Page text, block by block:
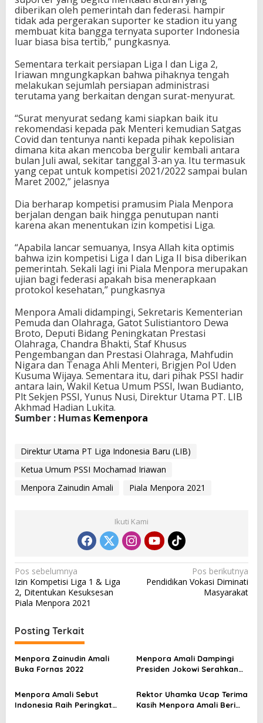
diberikan oleh pemerintah dan federasi. hampir
tidak ada pergerakan suporter ke stadion itu yang
membuat kita bangga ternyata suporter Indonesia
luar biasa bisa tertib,” pungkasnya.
Sementara terkait persiapan Liga I dan Liga 2,
Iriawan mngungkapkan bahwa pihaknya tengah
melakukan sejumlah persiapan administrasi
terutama yang berkaitan dengan surat-menyurat.
“Surat menyurat sedang kami siapkan baik itu
rekomendasi kepada pak Menteri kemudian Satgas
Covid dan tentunya nanti kepada pihak kepolisian
dimana kita akan mencoba bergulir kembali antara
bulan Juli awal, sekitar tanggal 3-an ya. Itu termasuk
yang cepat untuk kompetisi 2021/2022 sampai bulan
Maret 2002,” jelasnya
Dia berharap kompetisi pramusim Piala Menpora
berjalan dengan baik hingga penutupan nanti
karena akan menentukan izin kompetisi Liga.
“Apabila lancar semuanya, Insya Allah kita optimis
bahwa izin kompetisi Liga I dan Liga II bisa diberikan
pemerintah. Sekali lagi ini Piala Menpora merupakan
ujian bagi federasi apakah bisa menerapkaan
protokol kesehatan,” pungkasnya
Menpora Amali didampingi, Sekretaris Kementerian
Pemuda dan Olahraga, Gatot Sulistiantoro Dewa
Broto, Deputi Bidang Peningkatan Prestasi
Olahraga, Chandra Bhakti, Staf Khusus
Pengembangan dan Prestasi Olahraga, Mahfudin
Nigara dan Tenaga Ahli Menteri, Brigjen Pol Uden
Kusuma Wijaya. Sementara itu, dari pihak PSSI hadir
antara lain, Wakil Ketua Umum PSSI, Iwan Budianto,
Plt Sekjen PSSI, Yunus Nusi, Direktur Utama PT. LIB
Akhmad Hadian Lukita.
Sumber : Humas Kemenpora
Direktur Utama PT Liga Indonesia Baru (LIB)
Ketua Umum PSSI Mochamad Iriawan
Menpora Zainudin Amali
Piala Menpora 2021
Ikuti Kami
N
a
v
i
g
a
s
i
p
Pos sebelumnya
Izin Kompetisi Liga 1 & Liga
2, Ditentukan Kesuksesan
Piala Menpora 2021
Pos berikutnya
Pendidikan Vokasi Diminati
Masyarakat
Posting Terkait
Menpora Zainudin Amali
Buka Fornas 2022
Menpora Amali Dampingi
Presiden Jokowi Serahkan
SEA Games 2021
Menpora Amali Sebut
Indonesia Raih Peringkat
Rektor Uhamka Ucap Terima
Kasih Menpora Amali Beri